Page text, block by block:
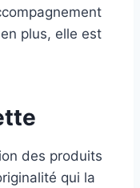
plus, elle est
des produits
qui la